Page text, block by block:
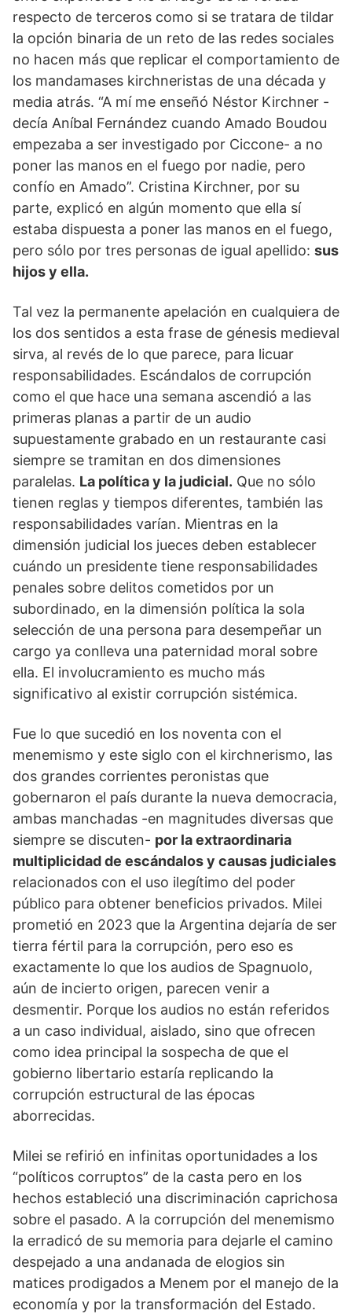
respecto de terceros como si se tratara de tildar
la opción binaria de un reto de las redes sociales
no hacen más que replicar el comportamiento de
los mandamases kirchneristas de una década y
media atrás. “A mí me enseñó Néstor Kirchner -
decía Aníbal Fernández cuando Amado Boudou
empezaba a ser investigado por Ciccone- a no
poner las manos en el fuego por nadie, pero
confío en Amado”. Cristina Kirchner, por su
parte, explicó en algún momento que ella sí
estaba dispuesta a poner las manos en el fuego,
pero sólo por tres personas de igual apellido: sus
hijos y ella.
Tal vez la permanente apelación en cualquiera de
los dos sentidos a esta frase de génesis medieval
sirva, al revés de lo que parece, para licuar
responsabilidades. Escándalos de corrupción
como el que hace una semana ascendió a las
primeras planas a partir de un audio
supuestamente grabado en un restaurante casi
siempre se tramitan en dos dimensiones
paralelas. La política y la judicial. Que no sólo
tienen reglas y tiempos diferentes, también las
responsabilidades varían. Mientras en la
dimensión judicial los jueces deben establecer
cuándo un presidente tiene responsabilidades
penales sobre delitos cometidos por un
subordinado, en la dimensión política la sola
selección de una persona para desempeñar un
cargo ya conlleva una paternidad moral sobre
ella. El involucramiento es mucho más
significativo al existir corrupción sistémica.
Fue lo que sucedió en los noventa con el
menemismo y este siglo con el kirchnerismo, las
dos grandes corrientes peronistas que
gobernaron el país durante la nueva democracia,
ambas manchadas -en magnitudes diversas que
siempre se discuten- por la extraordinaria
multiplicidad de escándalos y causas judiciales
relacionados con el uso ilegítimo del poder
público para obtener beneficios privados. Milei
prometió en 2023 que la Argentina dejaría de ser
tierra fértil para la corrupción, pero eso es
exactamente lo que los audios de Spagnuolo,
aún de incierto origen, parecen venir a
desmentir. Porque los audios no están referidos
a un caso individual, aislado, sino que ofrecen
como idea principal la sospecha de que el
gobierno libertario estaría replicando la
corrupción estructural de las épocas
aborrecidas.
Milei se refirió en infinitas oportunidades a los
“políticos corruptos” de la casta pero en los
hechos estableció una discriminación caprichosa
sobre el pasado. A la corrupción del menemismo
la erradicó de su memoria para dejarle el camino
despejado a una andanada de elogios sin
matices prodigados a Menem por el manejo de la
economía y por la transformación del Estado.